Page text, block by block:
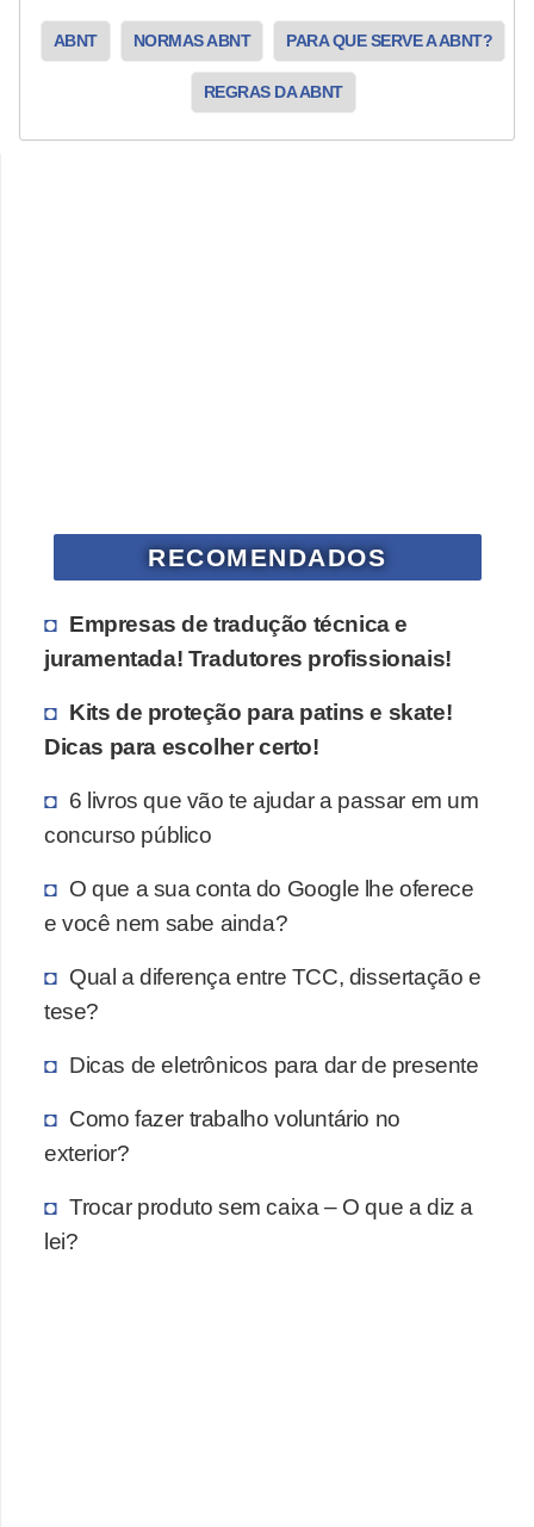
ABNT NORMAS ABNT PARA QUE SERVE A ABNT?
REGRAS DA ABNT
RECOMENDADOS
Empresas de tradução técnica e
juramentada! Tradutores profissionais!
Kits de proteção para patins e skate!
Dicas para escolher certo!
6 livros que vão te ajudar a passar em um
concurso público
O que a sua conta do Google lhe oferece
e você nem sabe ainda?
Qual a diferença entre TCC, dissertação e
tese?
Dicas de eletrônicos para dar de presente
Como fazer trabalho voluntário no
exterior?
Trocar produto sem caixa – O que a diz a
lei?